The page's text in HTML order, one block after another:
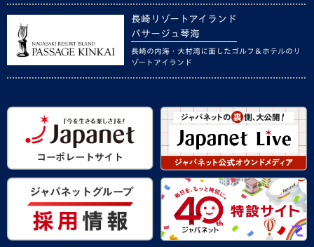
長崎リゾートアイランド
パサージュ琴海
長崎の内海・大村湾に面したゴルフ＆ホテルのリ
ゾートアイランド